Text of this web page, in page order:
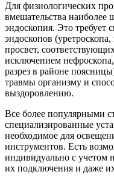
Для физиологических
вмешательства наиболее
эндоскопия. Это требует
эндоскопов
просвет,
исключением
разрез в районе
травмы организму и
выздоровлению.
Все более популярными
специализированные
необходимое для
инструментов. Есть
индивидуально с учетом
их подключения и даже